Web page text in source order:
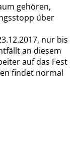
gehören,
über
nur bis
an diesem
auf das Fest
findet normal